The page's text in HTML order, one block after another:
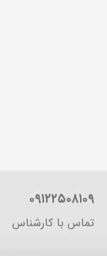
۰۹۱۲۲۵۰۸۱۰۹
تماس با کارشناس